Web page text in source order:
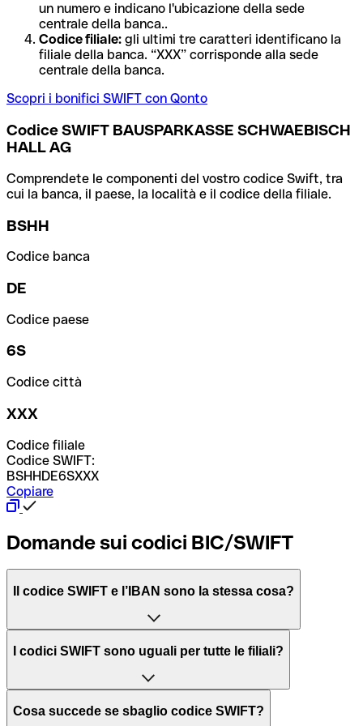
un numero e indicano l'ubicazione della sede
centrale della banca..
Codice filiale: gli ultimi tre caratteri identificano la
filiale della banca. “XXX” corrisponde alla sede
centrale della banca.
Scopri i bonifici SWIFT con Qonto
Codice SWIFT BAUSPARKASSE SCHWAEBISCH
HALL AG
Comprendete le componenti del vostro codice Swift, tra
cui la banca, il paese, la località e il codice della filiale.
BSHH
Codice banca
DE
Codice paese
6S
Codice città
XXX
Codice filiale
Codice SWIFT:
BSHHDE6SXXX
Copiare
Domande sui codici BIC/SWIFT
Il codice SWIFT e l’IBAN sono la stessa cosa?
L'acronimo SWIFT sta per “Society for Worldwide
per l’elaborazione dei pagamenti tra diversi Paesi.
I codici SWIFT sono uguali per tutte le filiali?
Dipende dalle banche. In alcuni casi le banche utilizzano
Cosa succede se sbaglio codice SWIFT?